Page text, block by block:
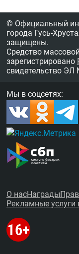
© Официальный
города Гусь-
защищены.
Средство
зарегистрировано
свидетельство ЭЛ
Мы в соцсетях:
О насНаграды
Рекламные услуги